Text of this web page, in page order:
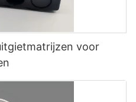
voor